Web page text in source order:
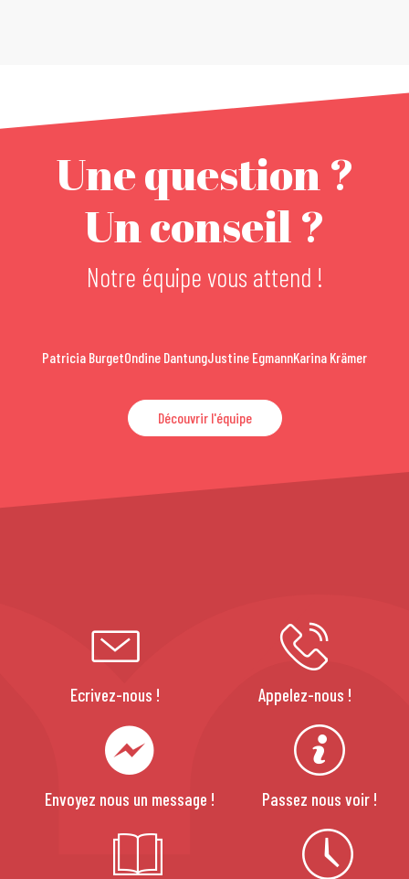
Une question ?
Un conseil ?
Notre équipe vous attend !
Patricia BurgetOndine DantungJustine EgmannKarina Krämer
Découvrir l'équipe
Ecrivez-nous ! Appelez-nous !
Envoyez nous un message ! Passez nous voir !